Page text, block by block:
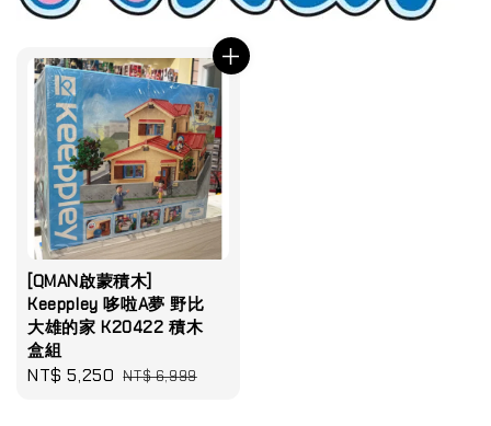
[QMAN啟蒙積木]
Keeppley 哆啦A夢 野比
大雄的家 K20422 積木
盒組
Sale
NT$ 5,250 Regular
NT$ 6,999